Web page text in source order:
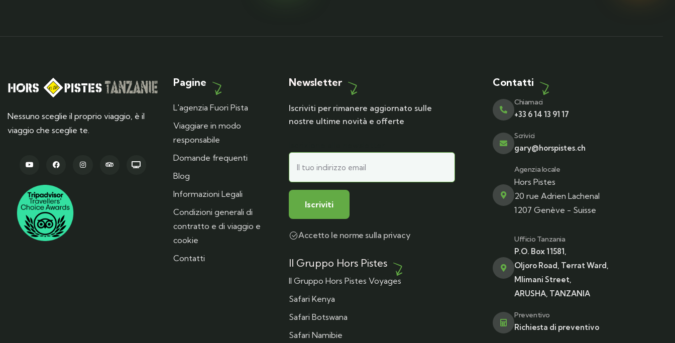
Nessuno sceglie il proprio viaggio, è il
viaggio che sceglie te.
Pagine
L'agenzia Fuori Pista
Viaggiare in modo
responsabile
Domande frequenti
Blog
Informazioni Legali
Condizioni generali di
contratto e di viaggio e
cookie
Contatti
Newsletter
Iscriviti per rimanere aggiornato sulle
nostre ultime novità e offerte
Accetto le norme sulla privacy
Il Gruppo Hors Pistes
Il Gruppo Hors Pistes Voyages
Safari Kenya
Safari Botswana
Safari Namibie
Contatti
Chiamaci
+33 6 14 13 91 17
Scrivici
gary@horspistes.ch
Agenzia locale
Hors Pistes
20 rue Adrien Lachenal
1207 Genève - Suisse
Ufficio Tanzania
P.O. Box 11581,
Oljoro Road, Terrat Ward,
Mlimani Street,
ARUSHA, TANZANIA
Preventivo
Richiesta di preventivo